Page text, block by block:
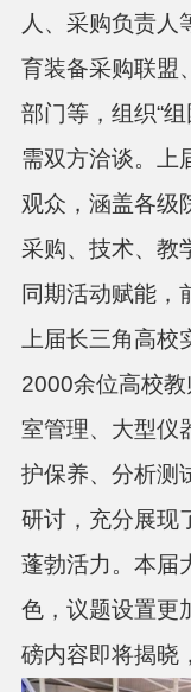
人、采购负责人
育装备采购联盟
部门等，组织“
需双方洽谈。上
观众，涵盖各级
采购、技术、教
同期活动赋能，
上届长三角高
2000余位高校
室管理、大型仪
护保养、分析测
研讨，充分展现
蓬勃活力。本届
色，议题设置更
磅内容即将揭晓